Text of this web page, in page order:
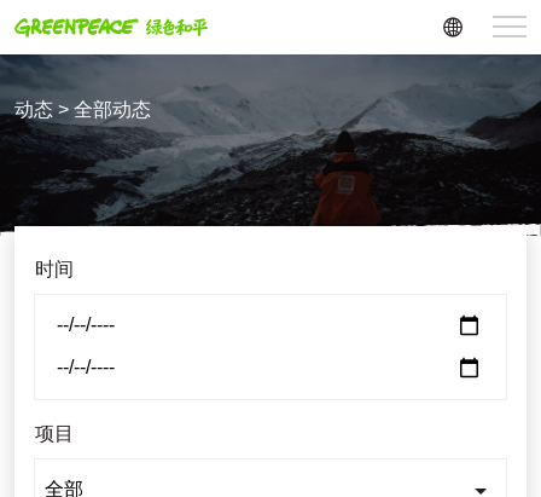
动态 > 全部动态
时间
项目